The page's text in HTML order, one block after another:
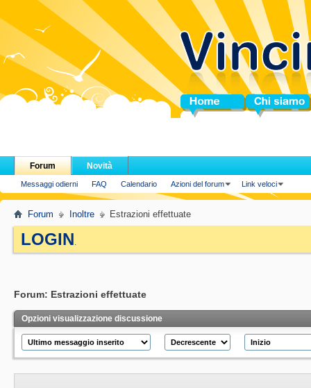
Home Chi siamo
Forum
Messaggi odierni FAQ Calendario Azioni del forum Link veloci
Novità
Forum Inoltre Estrazioni effettuate
LOGIN.
Forum: Estrazioni effettuate
Opzioni visualizzazione discussione